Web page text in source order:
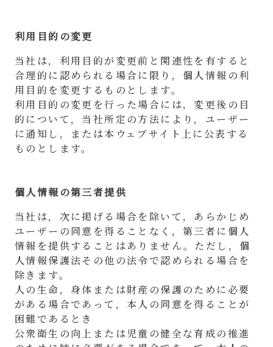
利用目的の変更
当社は，利用目的が変更前と関連性を有すると
合理的に認められる場合に限り，個人情報の利
用目的を変更するものとします。
利用目的の変更を行った場合には，変更後の目
的について，当社所定の方法により，ユーザー
に通知し，または本ウェブサイト上に公表する
ものとします。
個人情報の第三者提供
当社は，次に掲げる場合を除いて，あらかじめ
ユーザーの同意を得ることなく，第三者に個人
情報を提供することはありません。ただし，個
人情報保護法その他の法令で認められる場合を
除きます。
人の生命，身体または財産の保護のために必要
がある場合であって，本人の同意を得ることが
困難であるとき
公衆衛生の向上または児童の健全な育成の推進